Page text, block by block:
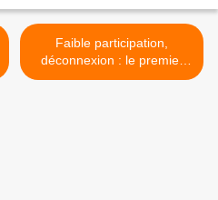
Faible participation,
déconnexion : le premier
bilan peu reluisant du grand